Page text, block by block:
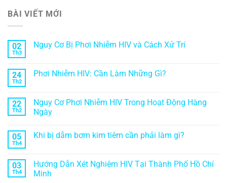
BÀI VIẾT MỚI
02
Th3
Nguy Cơ Bị Phơi Nhiễm HIV và Cách Xử Trí
24
Th2
Phơi Nhiễm HIV: Cần Làm Những Gì?
22
Th2
Nguy Cơ Phơi Nhiễm HIV Trong Hoạt Động Hàng
Ngày
05
Th4
Khi bị dẫm bơm kim tiêm cần phải làm gì?
03
Th4
Hướng Dẫn Xét Nghiệm HIV Tại Thành Phố Hồ Chí
Minh